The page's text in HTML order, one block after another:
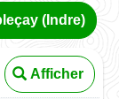
(Indre)
Afficher